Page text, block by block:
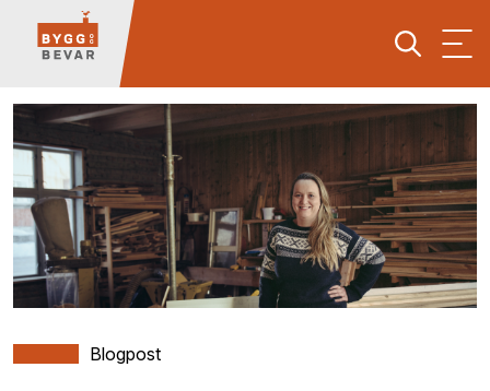
Blogpost